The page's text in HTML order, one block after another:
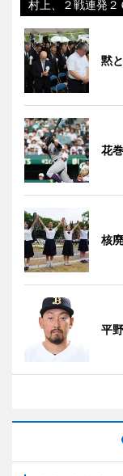
村上、２戦連発
黙
花
核
平